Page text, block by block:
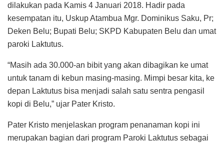
dilakukan pada Kamis 4 Januari 2018. Hadir pada
kesempatan itu, Uskup Atambua Mgr. Dominikus Saku, Pr;
Deken Belu; Bupati Belu; SKPD Kabupaten Belu dan umat
paroki Laktutus.
“Masih ada 30.000-an bibit yang akan dibagikan ke umat
untuk tanam di kebun masing-masing. Mimpi besar kita, ke
depan Laktutus bisa menjadi salah satu sentra pengasil
kopi di Belu,” ujar Pater Kristo.
Pater Kristo menjelaskan program penanaman kopi ini
merupakan bagian dari program Paroki Laktutus sebagai